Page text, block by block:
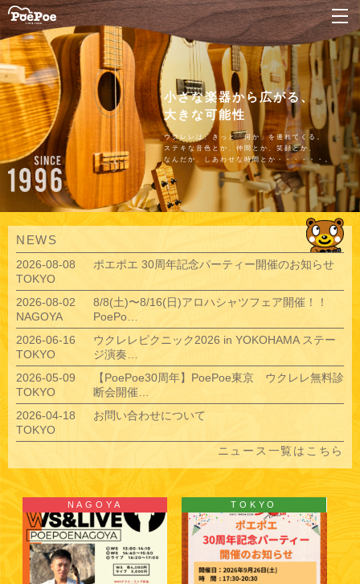
ナ
小さな楽器から広がる、
大きな可能性
ウクレレは、きっと「何か」を連れてくる。
ステキな音色とか、仲間とか、笑顔とか、
なんだか、しあわせな時間とか・・・・・・。
NEWS
2026-08-08
TOKYO
ポエポエ 30周年記念パーティー開催のお知らせ
2026-08-02
NAGOYA
8/8(土)〜8/16(日)アロハシャツフェア開催！！
PoePo…
2026-06-16
TOKYO
ウクレレピクニック2026 in YOKOHAMA ステー
ジ演奏…
2026-05-09
TOKYO
【PoePoe30周年】PoePoe東京 ウクレレ無料診
断会開催…
2026-04-18
TOKYO
お問い合わせについて
ニュース一覧はこちら
NAGOYA TOKYO